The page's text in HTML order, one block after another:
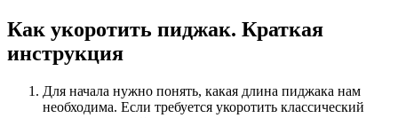
Как укоротить пиджак. Краткая
инструкция
Для начала нужно понять, какая длина пиджака нам
необходима. Если требуется укоротить классический